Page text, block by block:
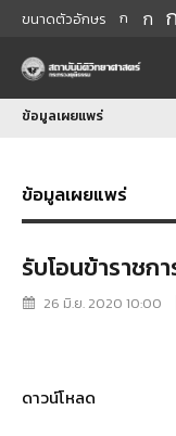
ขนาดตัวอักษร ก ก ก
ข้อมูลเผยแพร่
ข้อมูลเผยแพร่
รับโอนข้าราชกา
26 มิ.ย. 2020 10:00
ดาวน์โหลด